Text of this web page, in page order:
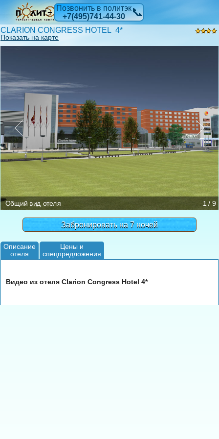
Позвонить в политэк
+7(495)741-44-30
📞
CLARION CONGRESS HOTEL 4*
Показать на карте
Общий вид отеля
Лобби
Номер
Номер
Номер
Ресторан
Конференц-зал
Банкетный зал
Общий вид отеля
1 / 9
Забронировать на 7 ночей
Описание
отеля
Цены и
спецпредложения
Видео из отеля Clarion Congress Hotel 4*